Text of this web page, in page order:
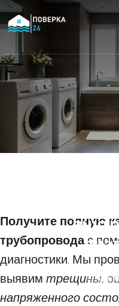
08
Получите полную
трубопровода с
диагностики. Мы
выявим трещины,
напряженного